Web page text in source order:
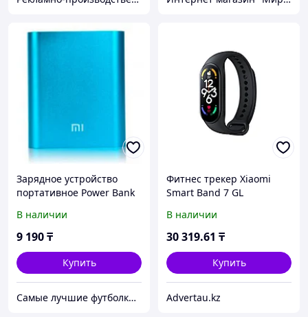
Зарядное устройство
портативное Power Bank
mAh} (Голубой / 10400 мА/
ч)
В наличии
9 190₸
Купить
Самые лучшие футболки на планете продаются тут.
Фитнес трекер Xiaomi
Smart Band 7 GL
В наличии
30 319.61 ₸
Купить
Advertau.kz